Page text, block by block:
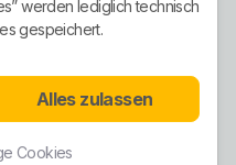
Haushalte,
Verbraucher.
werden lediglich technisch
gespeichert.
Alles zulassen
Cookies